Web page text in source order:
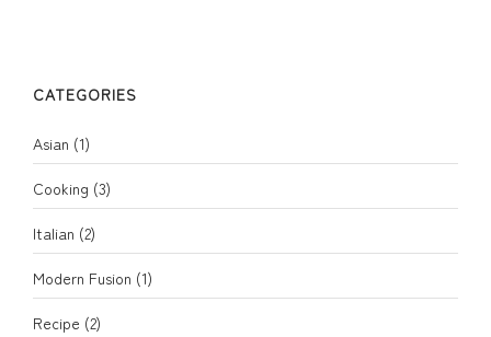
CATEGORIES
Asian (1)
Cooking (3)
Italian (2)
Modern Fusion (1)
Recipe (2)